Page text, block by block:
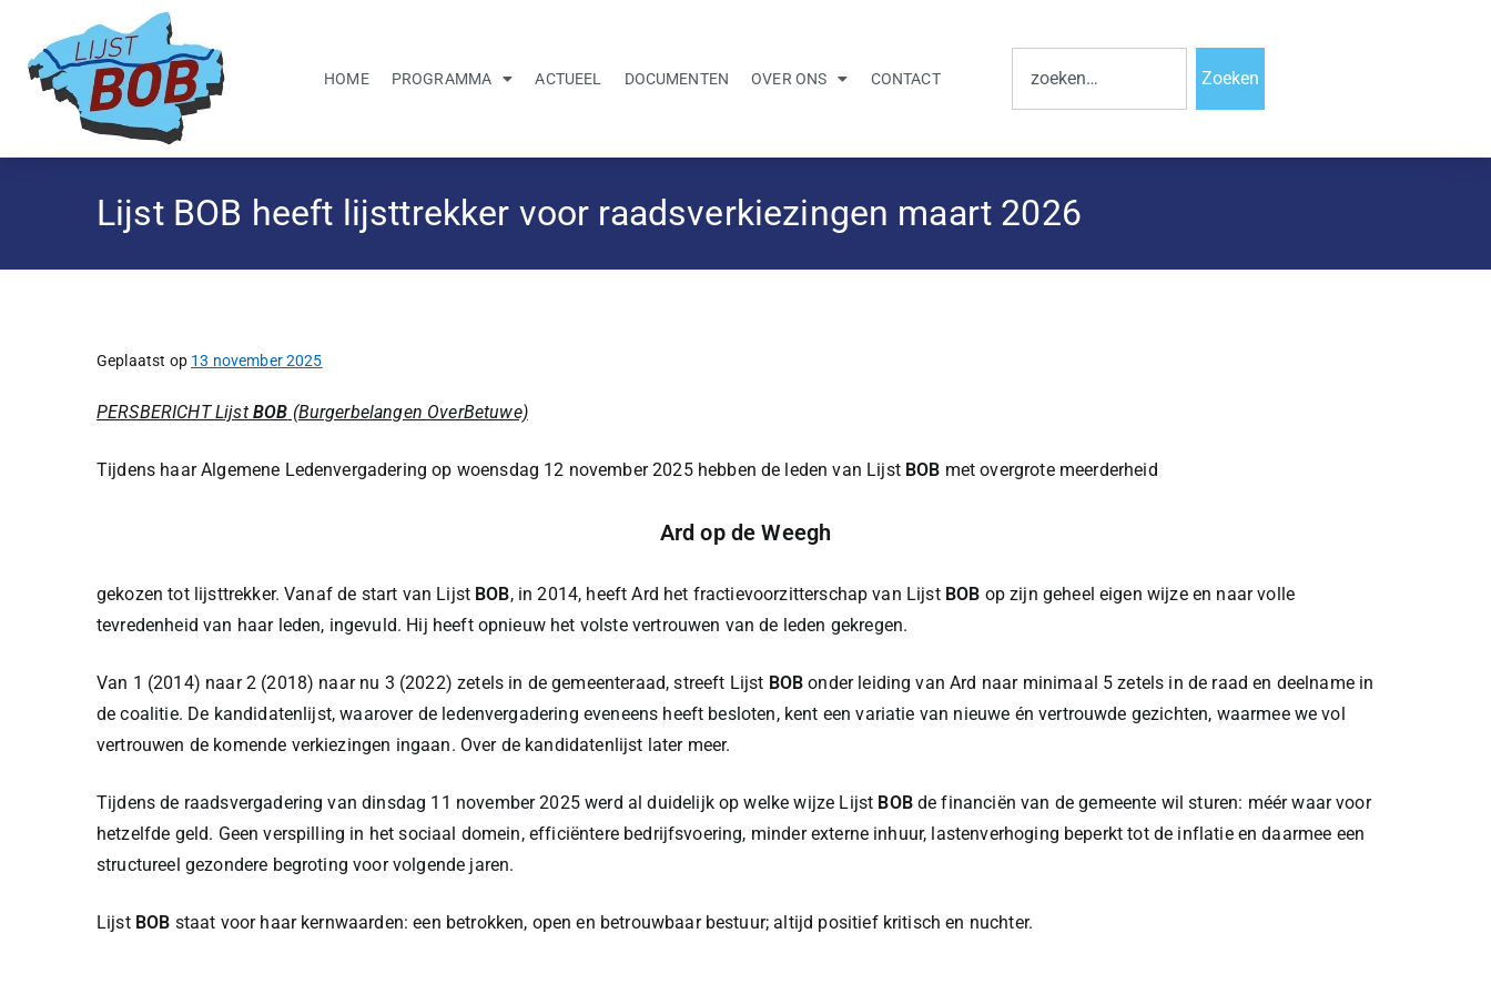
HOME PROGRAMMA ACTUEEL DOCUMENTEN OVER ONS CONTACT Zoeken
Lijst BOB heeft lijsttrekker voor raadsverkiezingen maart 2026
Geplaatst op 13 november 2025
PERSBERICHT Lijst BOB (Burgerbelangen OverBetuwe)
Tijdens haar Algemene Ledenvergadering op woensdag 12 november 2025 hebben de leden van Lijst BOB met overgrote meerderheid
Ard op de Weegh
gekozen tot lijsttrekker. Vanaf de start van Lijst BOB, in 2014, heeft Ard het fractievoorzitterschap van Lijst BOB op zijn geheel eigen wijze en naar volle
tevredenheid van haar leden, ingevuld. Hij heeft opnieuw het volste vertrouwen van de leden gekregen.
Van 1 (2014) naar 2 (2018) naar nu 3 (2022) zetels in de gemeenteraad, streeft Lijst BOB onder leiding van Ard naar minimaal 5 zetels in de raad en deelname in
de coalitie. De kandidatenlijst, waarover de ledenvergadering eveneens heeft besloten, kent een variatie van nieuwe én vertrouwde gezichten, waarmee we vol
vertrouwen de komende verkiezingen ingaan. Over de kandidatenlijst later meer.
Tijdens de raadsvergadering van dinsdag 11 november 2025 werd al duidelijk op welke wijze Lijst BOBde financiën van de gemeente wil sturen: méér waar voor
hetzelfde geld. Geen verspilling in het sociaal domein, efficiëntere bedrijfsvoering, minder externe inhuur, lastenverhoging beperkt tot de inflatie en daarmee een
structureel gezondere begroting voor volgende jaren.
Lijst BOB staat voor haar kernwaarden: een betrokken, open en betrouwbaar bestuur; altijd positief kritisch en nuchter.